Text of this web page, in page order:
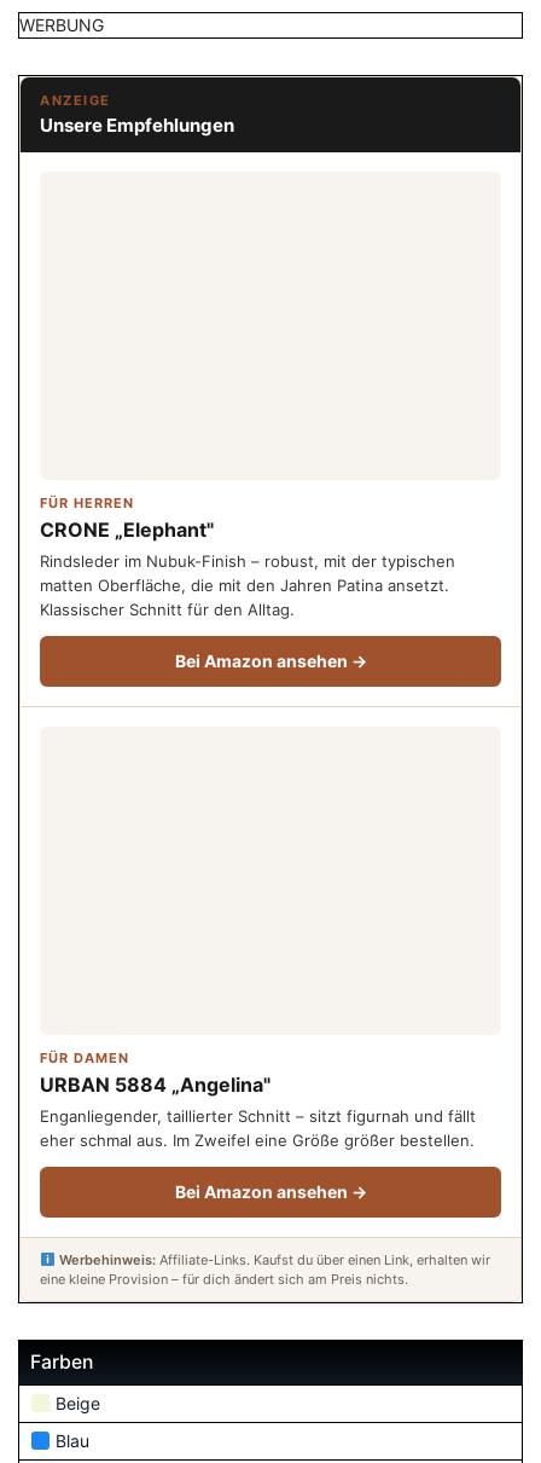
WERBUNG
ANZEIGE
Unsere Empfehlungen
FÜR HERREN
CRONE „Elephant"
Rindsleder im Nubuk-Finish – robust, mit der typischen
matten Oberfläche, die mit den Jahren Patina ansetzt.
Klassischer Schnitt für den Alltag.
Bei Amazon ansehen →
FÜR DAMEN
URBAN 5884 „Angelina"
Enganliegender, taillierter Schnitt – sitzt figurnah und fällt
eher schmal aus. Im Zweifel eine Größe größer bestellen.
Bei Amazon ansehen →
Werbehinweis:Affiliate-Links. Kaufst du über einen Link, erhalten wir
eine kleine Provision – für dich ändert sich am Preis nichts.
Farben
Beige
Blau